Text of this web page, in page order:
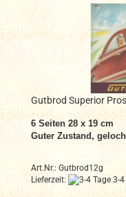
Gutbrod Superior
6 Seiten 28 x 19 cm
Guter Zustand,
Art.Nr.: Gutbrod12g
Lieferzeit:
3-4